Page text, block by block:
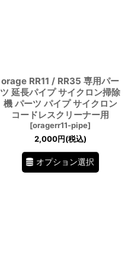
orage RR11 / RR35 専用パー
ツ 延長パイプ サイクロン掃除
機 パーツ パイプ サイクロン
コードレスクリーナー用
[oragerr11-pipe]
2,000円(税込)
オプション選択